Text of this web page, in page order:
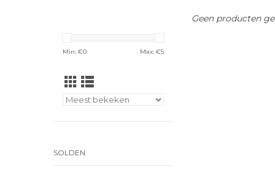
Min: €0 Max: €5
SOLDEN
Geen producten